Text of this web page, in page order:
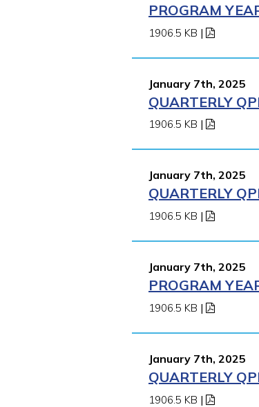
PROGRAM
1906.5 KB |
January 7th, 2025
QUARTERLY
1906.5 KB |
January 7th, 2025
QUARTERLY
1906.5 KB |
January 7th, 2025
PROGRAM
1906.5 KB |
January 7th, 2025
QUARTERLY
1906.5 KB |